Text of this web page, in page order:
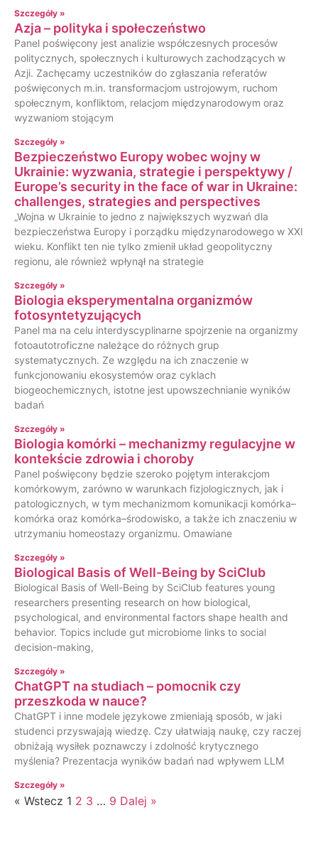
Szczegóły »
Azja – polityka i społeczeństwo
Panel poświęcony jest analizie współczesnych procesów
politycznych, społecznych i kulturowych zachodzących w
Azji. Zachęcamy uczestników do zgłaszania referatów
poświęconych m.in. transformacjom ustrojowym, ruchom
społecznym, konfliktom, relacjom międzynarodowym oraz
wyzwaniom stojącym
Szczegóły »
Bezpieczeństwo Europy wobec wojny w
Ukrainie: wyzwania, strategie i perspektywy /
Europe’s security in the face of war in Ukraine:
challenges, strategies and perspectives
„Wojna w Ukrainie to jedno z największych wyzwań dla
bezpieczeństwa Europy i porządku międzynarodowego w XXI
wieku. Konflikt ten nie tylko zmienił układ geopolityczny
regionu, ale również wpłynął na strategie
Szczegóły »
Biologia eksperymentalna organizmów
fotosyntetyzujących
Panel ma na celu interdyscyplinarne spojrzenie na organizmy
fotoautotroficzne należące do różnych grup
systematycznych. Ze względu na ich znaczenie w
funkcjonowaniu ekosystemów oraz cyklach
biogeochemicznych, istotne jest upowszechnianie wyników
badań
Szczegóły »
Biologia komórki – mechanizmy regulacyjne w
kontekście zdrowia i choroby
Panel poświęcony będzie szeroko pojętym interakcjom
komórkowym, zarówno w warunkach fizjologicznych, jak i
patologicznych, w tym mechanizmom komunikacji komórka–
komórka oraz komórka–środowisko, a także ich znaczeniu w
utrzymaniu homeostazy organizmu. Omawiane
Szczegóły »
Biological Basis of Well-Being by SciClub
Biological Basis of Well-Being by SciClub features young
researchers presenting research on how biological,
psychological, and environmental factors shape health and
behavior. Topics include gut microbiome links to social
decision-making,
Szczegóły »
ChatGPT na studiach – pomocnik czy
przeszkoda w nauce?
ChatGPT i inne modele językowe zmieniają sposób, w jaki
studenci przyswajają wiedzę. Czy ułatwiają naukę, czy raczej
obniżają wysiłek poznawczy i zdolność krytycznego
myślenia? Prezentacja wyników badań nad wpływem LLM
Szczegóły »
« Wstecz 1 2 3 … 9 Dalej »